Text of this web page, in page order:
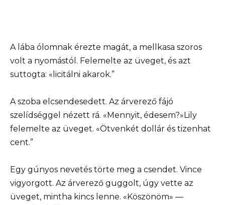
A lába ólomnak érezte magát, a mellkasa szoros
volt a nyomástól. Felemelte az üveget, és azt
suttogta: «licitálni akarok.”
A szoba elcsendesedett. Az árverező fájó
szelídséggel nézett rá. «Mennyit, édesem?»Lily
felemelte az üveget. «Ötvenkét dollár és tizenhat
cent.”
Egy gúnyos nevetés törte meg a csendet. Vince
vigyorgott. Az árverező guggolt, úgy vette az
üveget, mintha kincs lenne. «Köszönöm» —